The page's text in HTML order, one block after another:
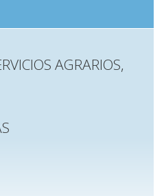
AGRARIOS,